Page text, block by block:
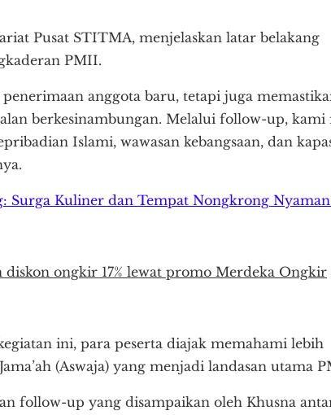
Pusat STITMA, menjelaskan latar belakang
PMII.
anggota baru, tetapi juga
berkesinambungan. Melalui follow-up, kami
Islami, wawasan kebangsaan, dan
Surga Kuliner dan Tempat Nongkrong
ongkir 17% lewat promo Merdeka Ongkir
ini, para peserta diajak memahami lebih
(Aswaja) yang menjadi landasan utama
follow-up yang disampaikan oleh Khusna